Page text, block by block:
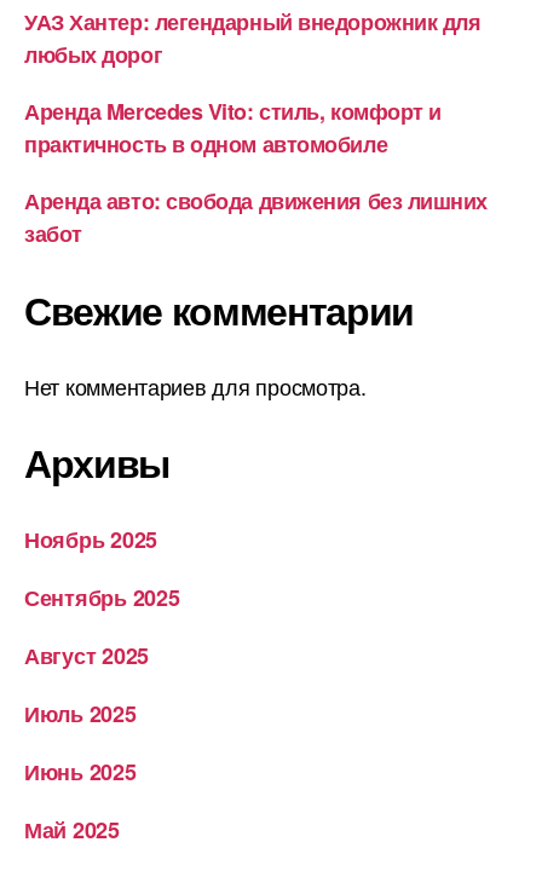
УАЗ Хантер: легендарный внедорожник для
любых дорог
Аренда Mercedes Vito: стиль, комфорт и
практичность в одном автомобиле
Аренда авто: свобода движения без лишних
забот
Свежие комментарии
Нет комментариев для просмотра.
Архивы
Ноябрь 2025
Сентябрь 2025
Август 2025
Июль 2025
Июнь 2025
Май 2025